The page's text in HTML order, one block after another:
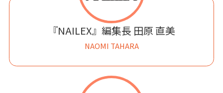
『NAILEX』編集長 田原 直美
NAOMI TAHARA